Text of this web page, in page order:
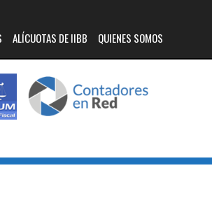
ALÍCUOTAS DE IIBB QUIENES SOMOS